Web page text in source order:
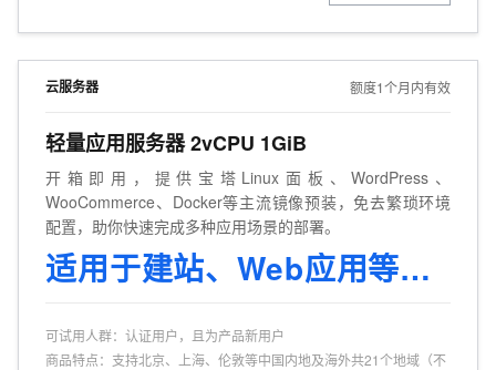
云服务器 额度1个月内有效
轻量应用服务器 2vCPU 1GiB
开箱即用，提供宝塔Linux面板、WordPress、
WooCommerce、Docker等主流镜像预装，免去繁琐环境
配置，助你快速完成多种应用场景的部署。
适用于建站、Web应用等场景
可试用人群： 认证用户，且为产品新用户
商品特点： 支持北京、上海、伦敦等中国内地及海外共21个地域（不